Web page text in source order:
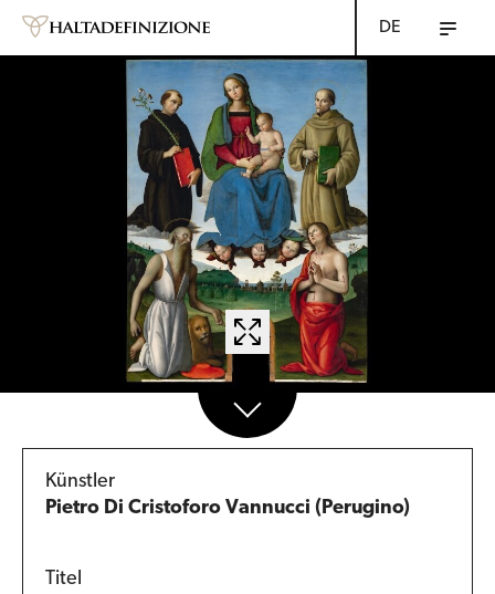
DE
Künstler
Pietro Di Cristoforo Vannucci (Perugino)
Titel